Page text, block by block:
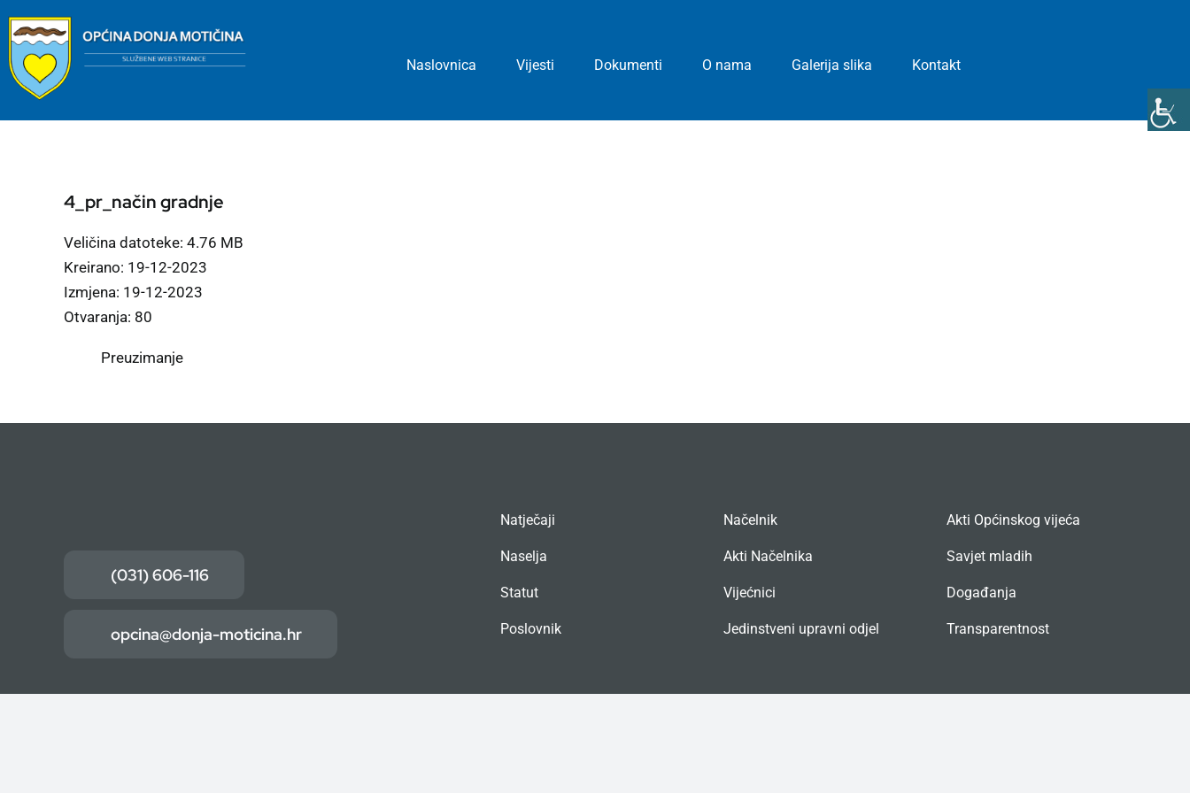
Skip
to
content
Naslovnica Vijesti Dokumenti O nama Galerija slika Kontakt
4_pr_način gradnje
Veličina datoteke: 4.76 MB
Kreirano: 19-12-2023
Izmjena: 19-12-2023
Otvaranja: 80
Preuzimanje
(031) 606-116
opcina@donja-moticina.hr
Natječaji
Naselja
Statut
Poslovnik
Načelnik
Akti Načelnika
Vijećnici
Jedinstveni upravni odjel
Akti Općinskog vijeća
Savjet mladih
Događanja
Transparentnost